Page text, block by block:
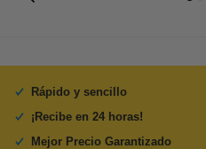
Rápido y sencillo
¡Recibe en 24 horas!
Mejor Precio Garantizado